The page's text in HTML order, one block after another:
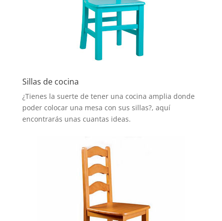
Sillas de cocina
¿Tienes la suerte de tener una cocina amplia donde
poder colocar una mesa con sus sillas?, aquí
encontrarás unas cuantas ideas.